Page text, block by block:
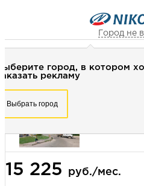
Город не
город, в котором
рекламу
Выбрать город
Город не выбран
Рекламное
Выберите свой город
Наружная реклама
Сити-формат 1,4х3 (сторона Б) -
15 225 руб./мес.